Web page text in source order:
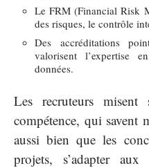
Le FRM (Financial Risk
des risques, le contrôle
Des accréditations
valorisent l’expertise
données.
Les recruteurs
compétence, qui savent
aussi bien que les
projets, s’adapter aux